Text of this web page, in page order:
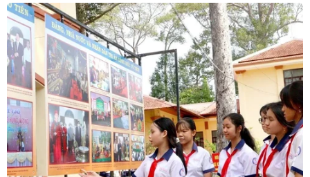
Ảnh chỉ có tính minh họa. (Ảnh: Dương Ngọc/TTXVN)
Thời gian vừa qua, dư luận hết sức xôn xao khi